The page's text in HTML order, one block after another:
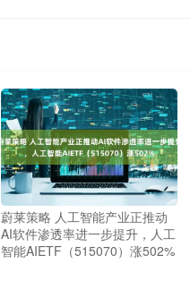
蔚莱策略 人工智能产业正推动
AI软件渗透率进一步提升，人工
智能AIETF（515070）涨502%